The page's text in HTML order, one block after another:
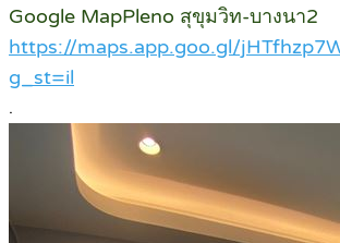
Google MapPleno สุขุมวิท-บางนา2
https://maps.app.goo.gl/
g_st=il
.